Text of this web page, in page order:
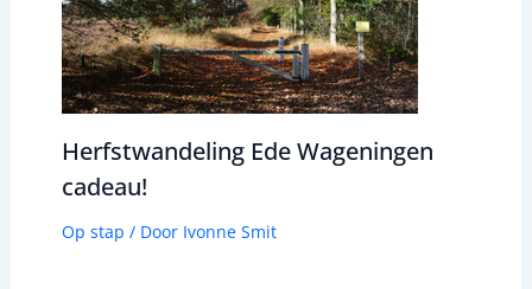
Herfstwandeling Ede Wageningen
cadeau!
Op stap / Door Ivonne Smit